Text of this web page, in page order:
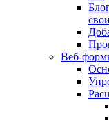
Веб-